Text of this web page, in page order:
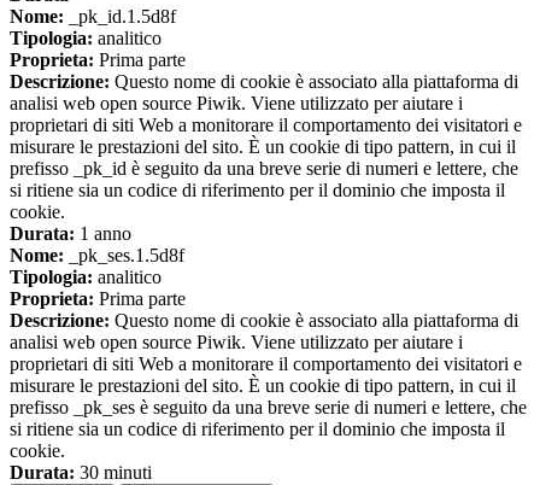
Nome: _pk_id.1.5d8f
Tipologia: analitico
Proprieta: Prima parte
Descrizione: Questo nome di cookie è associato alla piattaforma di
analisi web open source Piwik. Viene utilizzato per aiutare i
proprietari di siti Web a monitorare il comportamento dei visitatori e
misurare le prestazioni del sito. È un cookie di tipo pattern, in cui il
prefisso _pk_id è seguito da una breve serie di numeri e lettere, che
si ritiene sia un codice di riferimento per il dominio che imposta il
cookie.
Durata: 1 anno
Nome: _pk_ses.1.5d8f
Tipologia: analitico
Proprieta: Prima parte
Descrizione: Questo nome di cookie è associato alla piattaforma di
analisi web open source Piwik. Viene utilizzato per aiutare i
proprietari di siti Web a monitorare il comportamento dei visitatori e
misurare le prestazioni del sito. È un cookie di tipo pattern, in cui il
prefisso _pk_ses è seguito da una breve serie di numeri e lettere, che
si ritiene sia un codice di riferimento per il dominio che imposta il
cookie.
Durata: 30 minuti